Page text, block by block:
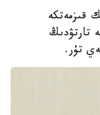
قىزمەتكە
تارتۋدىڭ
تۇر.